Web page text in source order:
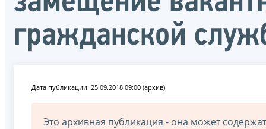
гражданской
Дата публикации: 25.09.2018 09:00 (архив)
Это архивная публикация - она может